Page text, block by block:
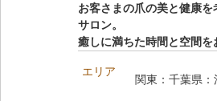
お客さまの爪の美と健康
サロン。
癒しに満ちた時間と空間を
エリア
関東：千葉県：